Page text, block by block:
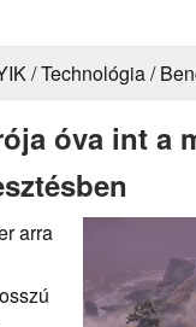
/ Technológia /
óva int a
arra